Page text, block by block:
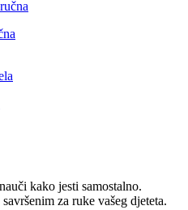
kako jesti samostalno.
za ruke vašeg djeteta.